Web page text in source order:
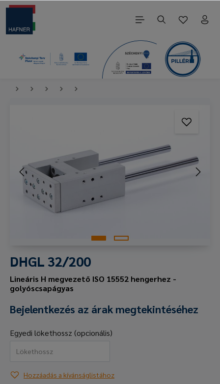
DHGL 32/200
Lineáris H megvezető ISO 15552 hengerhez -
golyóscsapágyas
Bejelentkezés az árak megtekintéséhez
Egyedi lökethossz (opcionális)
Hozzáadás a kívánságlistához